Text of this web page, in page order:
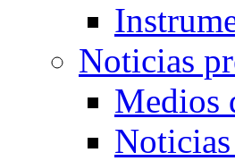
Noticias
Medios